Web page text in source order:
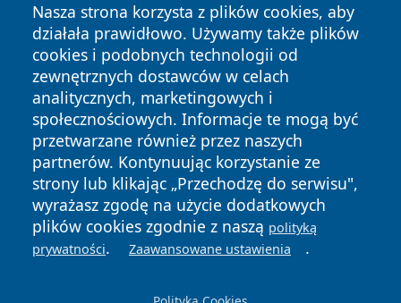
Nasza strona korzysta z plików cookies, aby
działała prawidłowo. Używamy także plików
cookies i podobnych technologii od
zewnętrznych dostawców w celach
analitycznych, marketingowych i
społecznościowych. Informacje te mogą być
przetwarzane również przez naszych
partnerów. Kontynuując korzystanie ze
strony lub klikając „Przechodzę do serwisu",
wyrażasz zgodę na użycie dodatkowych
plików cookies zgodnie z naszą polityką
prywatności. Zaawansowane ustawienia .
Copyright © 2026 mojzgierz.pl Wszystkie prawa zastrzeżone.
News Autorzy
Polityka
Prywatności
Polityka
Cookies